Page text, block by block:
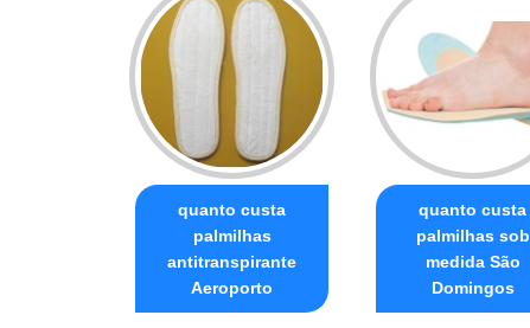
quanto custa
palmilhas
antitranspirante
Aeroporto
quanto custa
palmilhas sob
medida São
Domingos